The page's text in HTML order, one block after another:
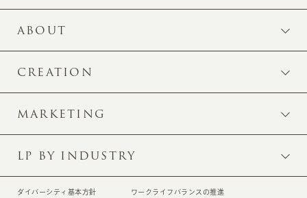
ABOUT
CREATION
MARKETING
LP BY INDUSTRY
ダイバーシティ基本方針 ワークライフバランスの推進